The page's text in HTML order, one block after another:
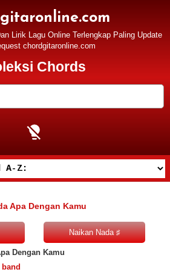
Lirik Lagu Online Terlengkap Paling Update
chordgitaronline.com
Chords
Apa Dengan Kamu
Dengan Kamu
band